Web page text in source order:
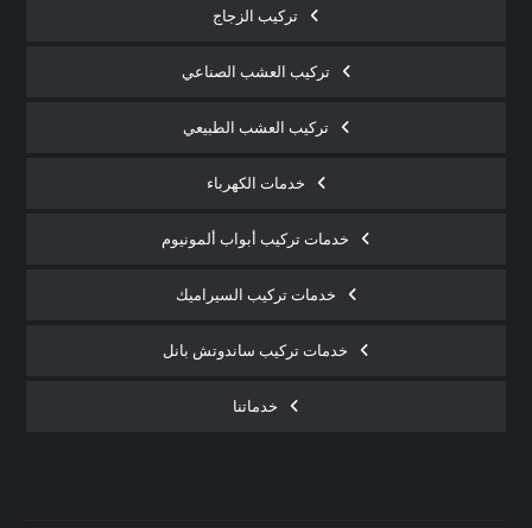
تركيب الزجاج
تركيب العشب الصناعي
تركيب العشب الطبيعي
خدمات الكهرباء
خدمات تركيب أبواب ألمونيوم
خدمات تركيب السيراميك
خدمات تركيب ساندوتش بانل
خدماتنا